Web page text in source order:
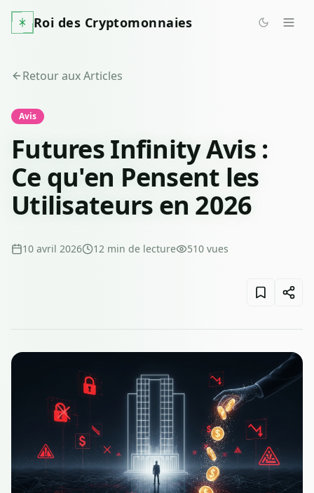
Roi des Cryptomonnaies
Retour aux Articles
Avis
Futures Infinity Avis :
Ce qu'en Pensent les
Utilisateurs en 2026
10 avril 2026 12 min de lecture 510 vues